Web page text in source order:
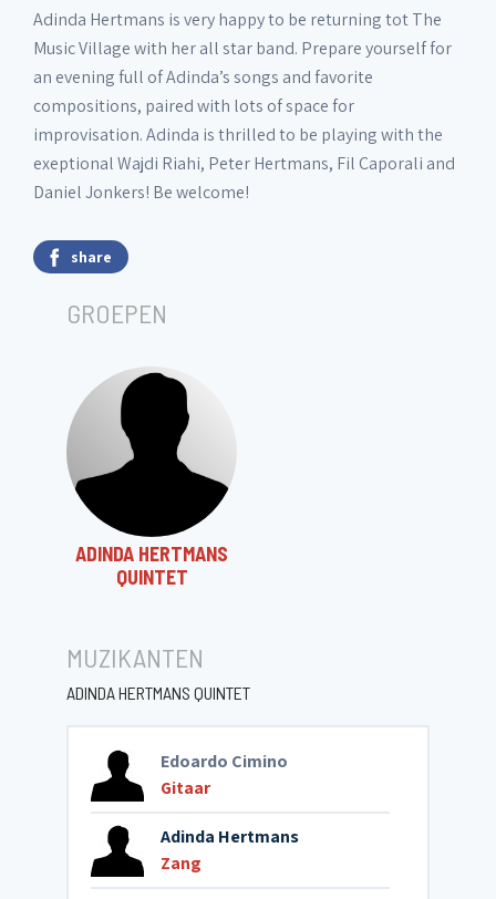
Adinda Hertmans is very happy to be returning tot The
Music Village with her all star band. Prepare yourself for
an evening full of Adinda’s songs and favorite
compositions, paired with lots of space for
improvisation. Adinda is thrilled to be playing with the
exeptional Wajdi Riahi, Peter Hertmans, Fil Caporali and
Daniel Jonkers! Be welcome!
share
GROEPEN
ADINDA HERTMANS
QUINTET
MUZIKANTEN
ADINDA HERTMANS QUINTET
Edoardo Cimino
Gitaar
Adinda Hertmans
Zang